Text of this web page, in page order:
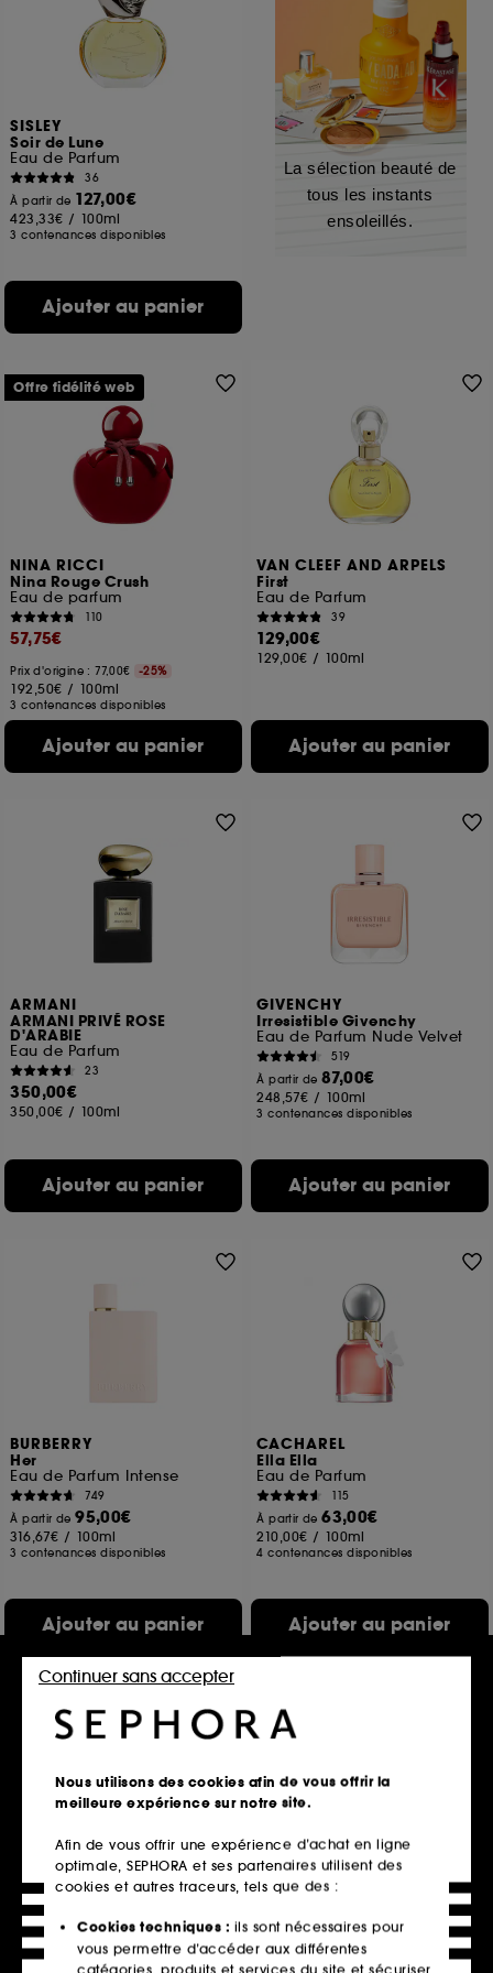
SISLEY
Soir de Lune
Eau de Parfum
36
À partir de 127,00€
423,33€ / 100ml
3 contenances disponibles
Ajouter au panier
La sélection beauté de
tous les instants
ensoleillés.
NINA RICCI
Nina Rouge Crush
Eau de parfum
110
57,75€
Prix d'origine : 77,00€ -25%
192,50€ / 100ml
3 contenances disponibles
Ajouter au panier
Offre fidélité web
VAN CLEEF AND ARPELS
First
Eau de Parfum
39
129,00€
129,00€ / 100ml
Ajouter au panier
ARMANI
ARMANI PRIVÉ ROSE
D'ARABIE
Eau de Parfum
23
350,00€
350,00€ / 100ml
Ajouter au panier
GIVENCHY
Irresistible Givenchy
Eau de Parfum Nude Velvet
519
À partir de87,00€
248,57€ / 100ml
3 contenances disponibles
Ajouter au panier
BURBERRY
Her
Eau de Parfum Intense
749
À partir de95,00€
316,67€ / 100ml
3 contenances disponibles
Ajouter au panier
CACHAREL
Ella Ella
Eau de Parfum
115
À partir de63,00€
210,00€ / 100ml
4 contenances disponibles
Ajouter au panier
KILIAN PARIS
Sunkissed Goddess
Eau de Parfum
405
À partir de
279,00€
CHLOÉ
Chloé
Eau De Parfum Naturelle rechargeable
441
À partir de79,00€
Nous utilisons des cookies afin de vous offrir la
meilleure expérience sur notre site.
Afin de vous offrir une expérience d’achat en ligne
optimale, SEPHORA et ses partenaires utilisent des
cookies et autres traceurs, tels que des :
Cookies techniques : ils sont nécessaires pour
vous permettre d’accéder aux différentes
catégories, produits et services du site et sécuriser
Continuer sans accepter